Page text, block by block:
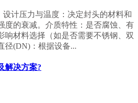
设计压力与温度：决定封头的材料和
度的衰减。介质特性：是否腐蚀、有
响材料选择（如是否需要不锈钢、双
径(DN)：根据设备...
解决方案?